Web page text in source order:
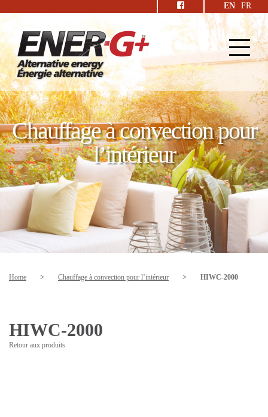
EN FR
Chauffage à convection pour
l’intérieur
Home > Chauffage à convection pour l’intérieur > HIWC-2000
HIWC-2000
Retour aux produits